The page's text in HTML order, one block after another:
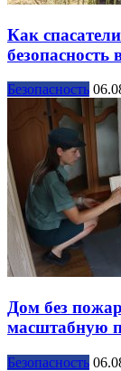
Как
Безопасность
Дом без
масштабную
Безопасность